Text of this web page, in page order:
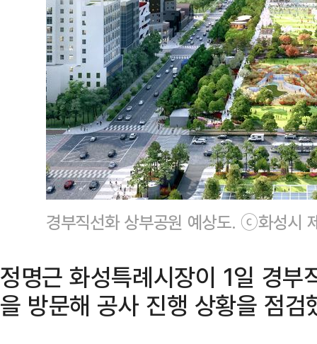
경부직선화 상부공원 예상도. ⓒ화성시
정명근 화성특례시장이 1일 경부
을 방문해 공사 진행 상황을 점검